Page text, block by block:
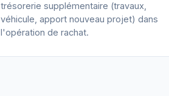
trésorerie supplémentaire (travaux,
véhicule, apport nouveau projet) dans
l'opération de rachat.